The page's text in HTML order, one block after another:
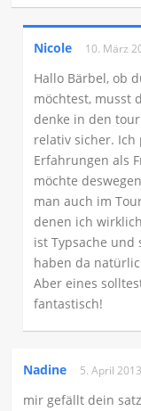
Nicole 10. März
Hallo Bärbel, ob
möchtest, musst
denke in den
relativ sicher. Ich
Erfahrungen als
möchte
man auch im
denen ich
ist Typsache und
haben da
Aber eines
fantastisch!
Nadine 5. April 2013
mir gefällt dein